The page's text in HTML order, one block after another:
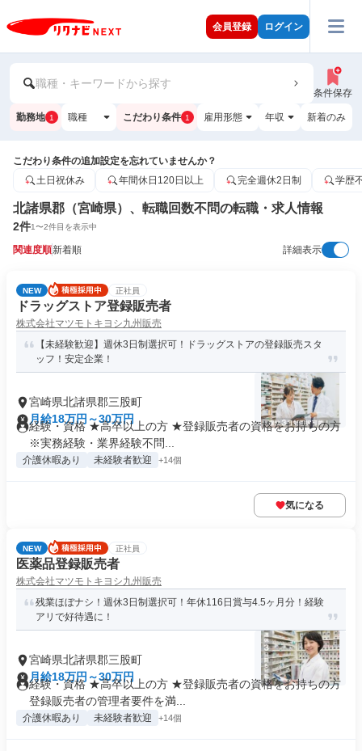
会員登録 ログイン
職種・キーワードから探す
条件保存
勤務地 1 職種 こだわり条件 1 雇用形態 年収 新着のみ
こだわり条件の追加設定を忘れていませんか？
土日祝休み
年間休日120日以上 完全週休2日制 学歴
北諸県郡（宮崎県）、転職回数不問の転職・求人情報
2件1〜2件目を表示中
関連度順新着順 詳細表示
NEW 正社員
ドラッグストア登録販売者
株式会社マツモトキヨシ九州販売
【未経験歓迎】週休3日制選択可！ドラッグストアの登録販売スタ
ッフ！安定企業！
宮崎県北諸県郡三股町
月給18万円～30万円
経験・資格 ★高卒以上の方 ★登録販売者の資格をお持ちの方
※実務経験・業界経験不問...
介護休暇あり 未経験者歓迎 +14個
気になる
NEW 正社員
医薬品登録販売者
株式会社マツモトキヨシ九州販売
残業ほぼナシ！週休3日制選択可！年休116日賞与4.5ヶ月分！経験
アリで好待遇に！
宮崎県北諸県郡三股町
月給18万円～30万円
経験・資格 ★高卒以上の方 ★登録販売者の資格をお持ちの方
登録販売者の管理者要件を満...
介護休暇あり 未経験者歓迎 +14個